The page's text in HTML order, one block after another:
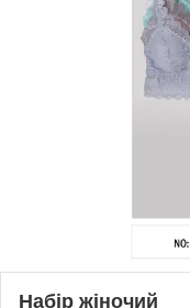
Набір жіночий